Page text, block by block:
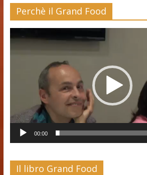
Perchè il Grand Food
Player
00:00
Il libro Grand Food